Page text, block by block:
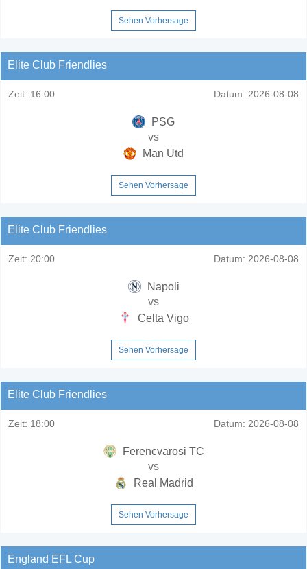
Sehen Vorhersage
Elite Club Friendlies
Zeit: 16:00 Datum: 2026-08-08
PSG
vs
Man Utd
Sehen Vorhersage
Elite Club Friendlies
Zeit: 20:00 Datum: 2026-08-08
Napoli
vs
Celta Vigo
Sehen Vorhersage
Elite Club Friendlies
Zeit: 18:00 Datum: 2026-08-08
Ferencvarosi TC
vs
Real Madrid
Sehen Vorhersage
England EFL Cup